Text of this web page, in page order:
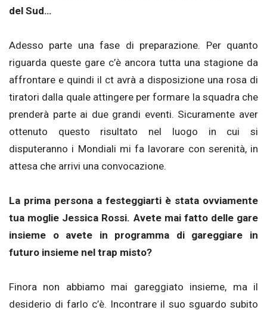
del Sud…
Adesso parte una fase di preparazione. Per quanto
riguarda queste gare c’è ancora tutta una stagione da
affrontare e quindi il ct avrà a disposizione una rosa di
tiratori dalla quale attingere per formare la squadra che
prenderà parte ai due grandi eventi. Sicuramente aver
ottenuto questo risultato nel luogo in cui si
disputeranno i Mondiali mi fa lavorare con serenità, in
attesa che arrivi una convocazione.
La prima persona a festeggiarti è stata ovviamente
tua moglie Jessica Rossi. Avete mai fatto delle gare
insieme o avete in programma di gareggiare in
futuro insieme nel trap misto?
Finora non abbiamo mai gareggiato insieme, ma il
desiderio di farlo c’è. Incontrare il suo sguardo subito